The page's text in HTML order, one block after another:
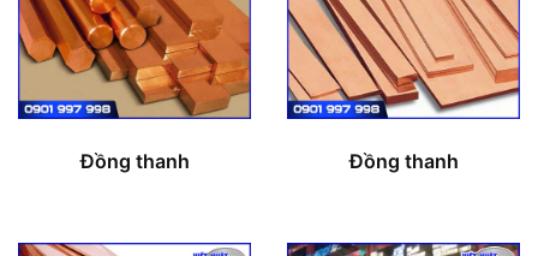
Đồng thanh Đồng thanh